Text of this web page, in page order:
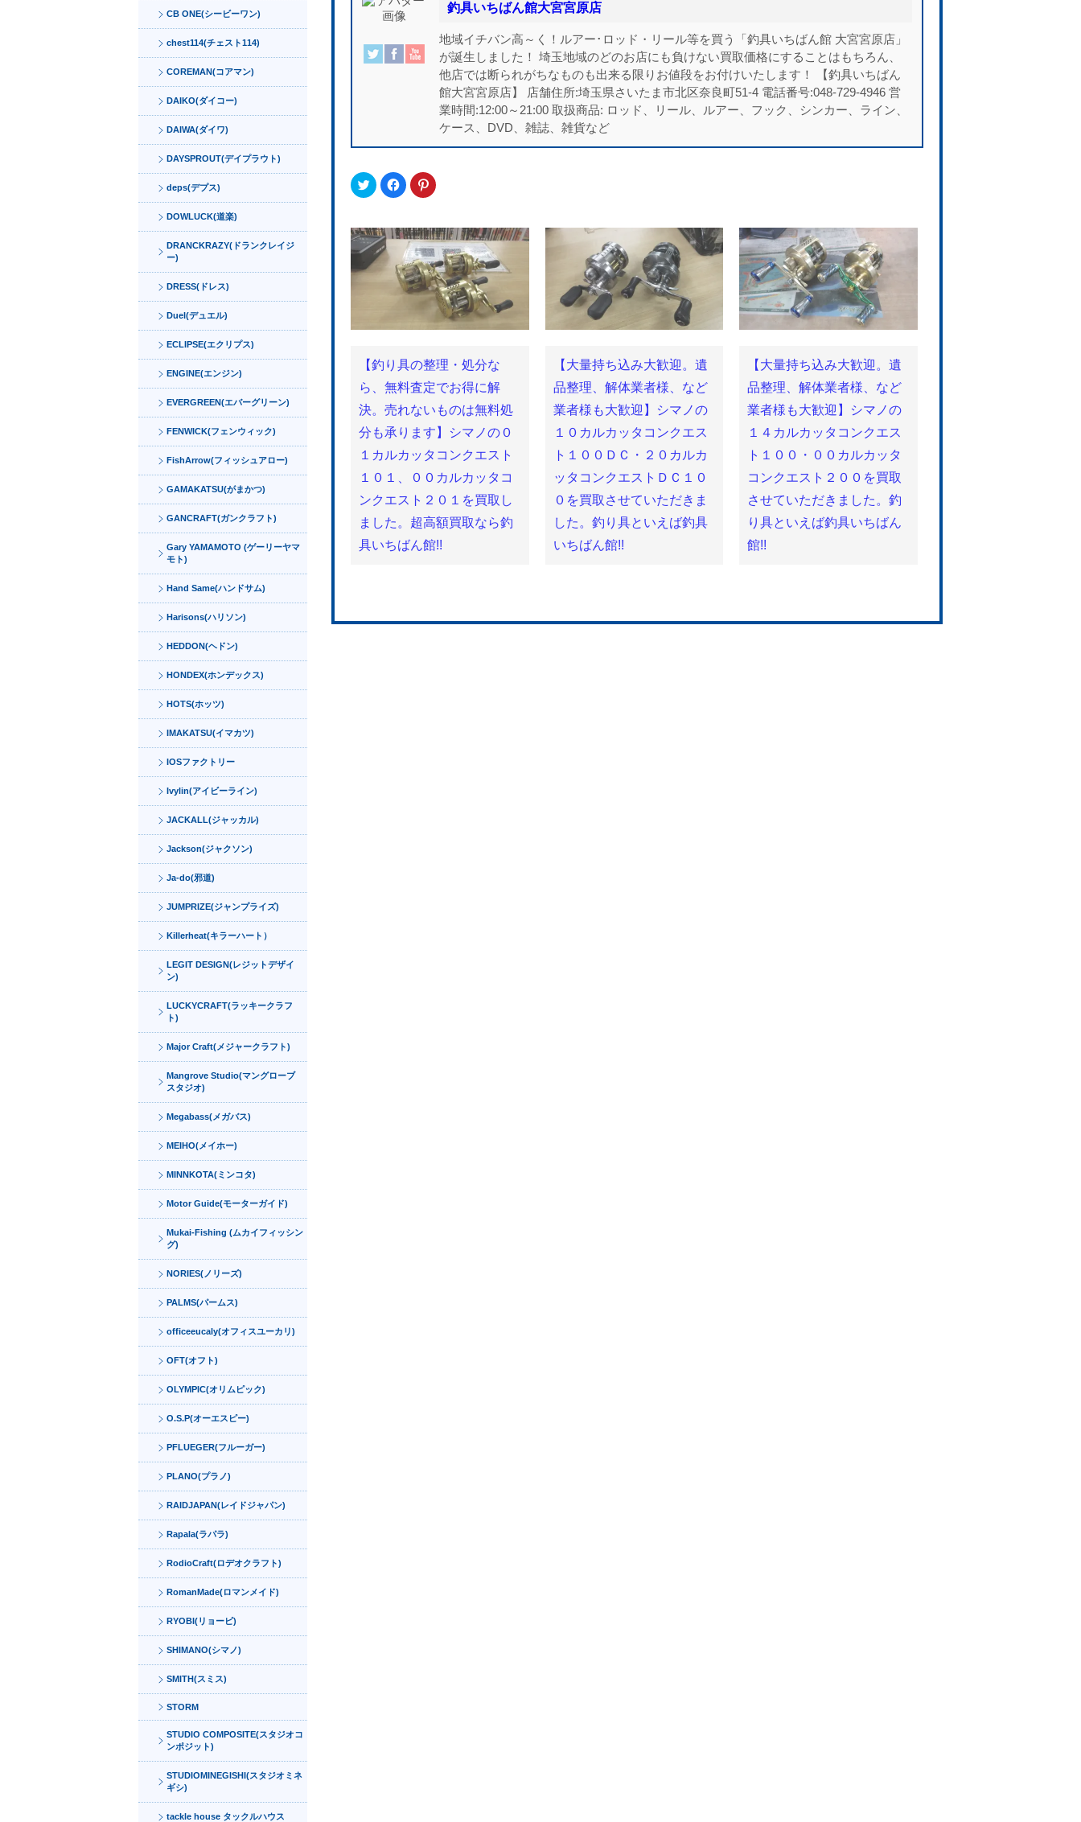
釣具いちばん館大宮宮原店
地域イチバン高～く！ルアー･ロッド・リール等を買う「釣具いちばん館 大宮宮原店」
が誕生しました！ 埼玉地域のどのお店にも負けない買取価格にすることはもちろん、
他店では断られがちなものも出来る限りお値段をお付けいたします！ 【釣具いちばん
館大宮宮原店】 店舗住所:埼玉県さいたま市北区奈良町51-4 電話番号:048-729-4946 営
業時間:12:00～21:00 取扱商品: ロッド、リール、ルアー、フック、シンカー、ライン、
ケース、DVD、雑誌、雑貨など
ク
リ
て
Twitter
で
共
有
ン
で
開
き
す)
Facebook
で
る
に
は
ク
リ
ッ
ク
し
だ
(新
し
い
ウ
ィ
ン
ド
で
開
き
ま
ク
リ
て
Pinterest
で
共
有
(新
し
い
ウ
ン
で
開
き
ま
す)
【釣り具の整理・処分な
ら、無料査定でお得に解
決。売れないものは無料処
分も承ります】シマノの０
１カルカッタコンクエスト
１０１、００カルカッタコ
ンクエスト２０１を買取し
ました。超高額買取なら釣
具いちばん館!!
【大量持ち込み大歓迎。遺
品整理、解体業者様、など
業者様も大歓迎】シマノの
１０カルカッタコンクエス
ト１００ＤＣ・２０カルカ
ッタコンクエストＤＣ１０
０を買取させていただきま
した。釣り具といえば釣具
いちばん館!!
【大量持ち込み大歓迎。遺
品整理、解体業者様、など
業者様も大歓迎】シマノの
１４カルカッタコンクエス
ト１００・００カルカッタ
コンクエスト２００を買取
させていただきました。釣
り具といえば釣具いちばん
館!!
CB ONE(シービーワン)
chest114(チェスト114)
COREMAN(コアマン)
DAIKO(ダイコー)
DAIWA(ダイワ)
DAYSPROUT(デイプラウト)
deps(デプス)
DOWLUCK(道楽)
DRANCKRAZY(ドランクレイジ
ー)
DRESS(ドレス)
Duel(デュエル)
ECLIPSE(エクリプス)
ENGINE(エンジン)
EVERGREEN(エバーグリーン)
FENWICK(フェンウィック)
FishArrow(フィッシュアロー)
GAMAKATSU(がまかつ)
GANCRAFT(ガンクラフト)
Gary YAMAMOTO (ゲーリーヤマ
モト)
Hand Same(ハンドサム)
Harisons(ハリソン)
HEDDON(ヘドン)
HONDEX(ホンデックス)
HOTS(ホッツ)
IMAKATSU(イマカツ)
IOSファクトリー
Ivylin(アイビーライン)
JACKALL(ジャッカル)
Jackson(ジャクソン)
Ja-do(邪道)
JUMPRIZE(ジャンプライズ)
Killerheat(キラーハート）
LEGIT DESIGN(レジットデザイ
ン)
LUCKYCRAFT(ラッキークラフ
ト)
Major Craft(メジャークラフト)
Mangrove Studio(マングローブ
スタジオ)
Megabass(メガバス)
MEIHO(メイホー)
MINNKOTA(ミンコタ)
Motor Guide(モーターガイド)
Mukai-Fishing (ムカイフィッシン
グ)
NORIES(ノリーズ)
PALMS(パームス)
officeeucaly(オフィスユーカリ)
OFT(オフト)
OLYMPIC(オリムピック)
O.S.P(オーエスピー)
PFLUEGER(フルーガー)
PLANO(プラノ)
RAIDJAPAN(レイドジャパン)
Rapala(ラパラ)
RodioCraft(ロデオクラフト)
RomanMade(ロマンメイド)
RYOBI(リョービ)
SHIMANO(シマノ)
SMITH(スミス)
STORM
STUDIO COMPOSITE(スタジオコ
ンポジット)
STUDIOMINEGISHI(スタジオミネ
ギシ)
tackle house タックルハウス